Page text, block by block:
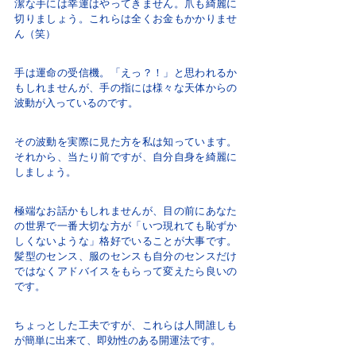
潔な手には幸運はやってきません。爪も綺麗に
切りましょう。これらは全くお金もかかりませ
ん（笑）
手は運命の受信機。「えっ？！」と思われるか
もしれませんが、手の指には様々な天体からの
波動が入っているのです。
その波動を実際に見た方を私は知っています。
それから、当たり前ですが、自分自身を綺麗に
しましょう。
極端なお話かもしれませんが、目の前にあなた
の世界で一番大切な方が「いつ現れても恥ずか
しくないような」格好でいることが大事です。
髪型のセンス、服のセンスも自分のセンスだけ
ではなくアドバイスをもらって変えたら良いの
です。
ちょっとした工夫ですが、これらは人間誰しも
が簡単に出来て、即効性のある開運法です。